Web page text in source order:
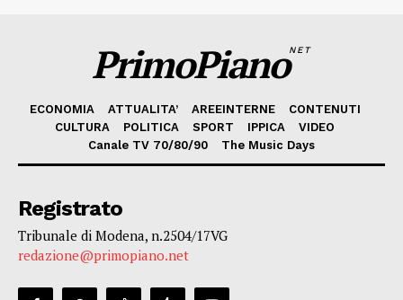
PrimoPianoNET
ECONOMIA ATTUALITA’ AREEINTERNE
CONTENUTI
CULTURA
POLITICA SPORT IPPICA
VIDEO
Canale TV 70/80/90
The Music Days
Registrato
Tribunale di Modena, n.2504/17VG
redazione@primopiano.net